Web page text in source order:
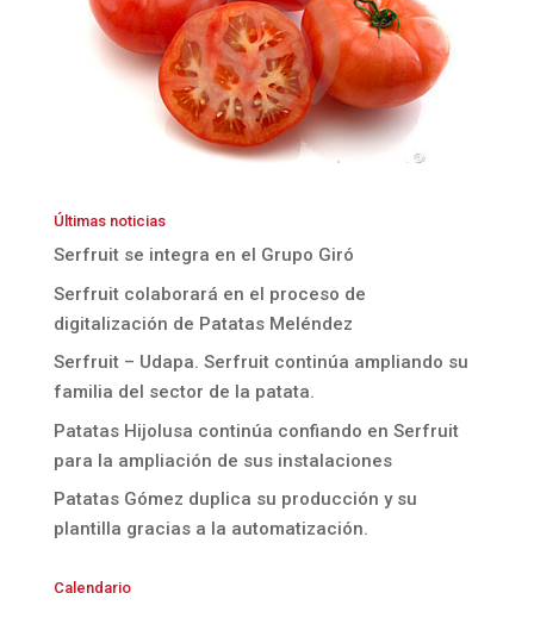
Últimas noticias
Serfruit se integra en el Grupo Giró
Serfruit colaborará en el proceso de
digitalización de Patatas Meléndez
Serfruit – Udapa. Serfruit continúa ampliando su
familia del sector de la patata.
Patatas Hijolusa continúa confiando en Serfruit
para la ampliación de sus instalaciones
Patatas Gómez duplica su producción y su
plantilla gracias a la automatización.
Calendario